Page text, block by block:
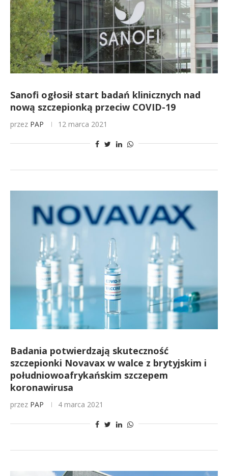
Sanofi ogłosił start badań klinicznych nad
nową szczepionką przeciw COVID-19
przez PAP 12 marca 2021
Badania potwierdzają skuteczność
szczepionki Novavax w walce z brytyjskim i
południowoafrykańskim szczepem
koronawirusa
przez PAP 4 marca 2021